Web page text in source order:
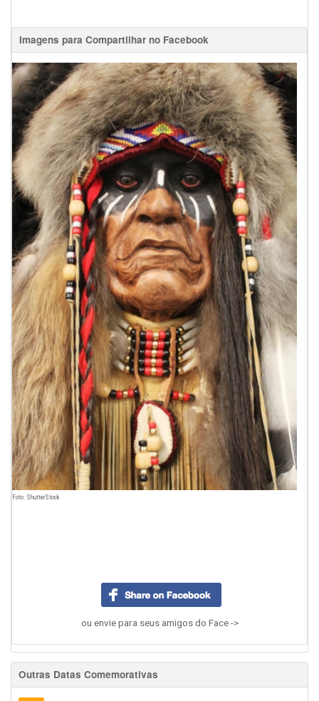
Imagens para Compartilhar no Facebook
Foto: ShutterStock
ou envie para seus amigos do Face ->
Outras Datas Comemorativas